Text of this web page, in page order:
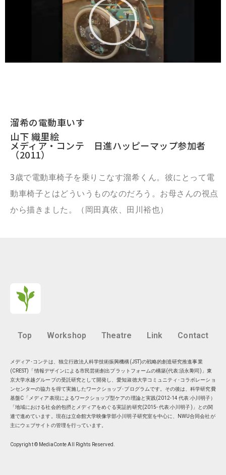
溜希の電動車いす
山下 織里絵
メディア・コンテ 日進ハッピーマップ参加者
（2011）
3歳で電動車椅子を乗りこなす溜希くん。彼にとって電
動車椅子とはどういうものなのだろう。お母さんの視点
から描きました。（岡田真依、田川裕也）
Top Workshop Theatre Link Contact
メディア･コンテは、独立行政法人科学技術振興機構(JST)の戦略的創造研究推進事業
(CREST)「情報デザインによる市民芸術創出プラットフォームの構築(代表:須永剛司)」東
京大学水越グループの受託研究として開発し、愛知淑徳大学コミュニティ･コラボレーショ
ンセンターの協力を得て実施したワークショップ･プログラムです。その後は、科学研究費
基盤C「メディア表現によるワークショップ型ケアの理論と実践(2012-14 代表:小川明子）
「地域における社会的包摂とメディアをめぐる実証的研究(2015- 代表:小川明子)」との関
連で進めています。現在は立命館大学映像学部小川明子研究室を中心に、 NWU合同会社が
主にウェブサイトの管理を行っています。
Copyright © MediaConte All Rights Reserved.